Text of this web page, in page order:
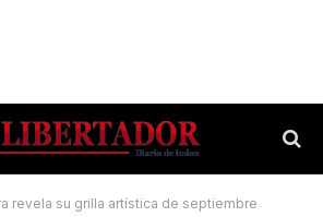
revela su grilla artística de septiembre